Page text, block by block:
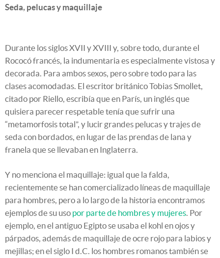
Seda, pelucas y maquillaje
Durante los siglos XVII y XVIII y, sobre todo, durante el
Rococó francés, la indumentaria es especialmente vistosa y
decorada. Para ambos sexos, pero sobre todo para las
clases acomodadas. El escritor británico Tobias Smollet,
citado por Riello, escribía que en París, un inglés que
quisiera parecer respetable tenía que sufrir una
“metamorfosis total”, y lucir grandes pelucas y trajes de
seda con bordados, en lugar de las prendas de lana y
franela que se llevaban en Inglaterra.
Y no menciona el maquillaje: igual que la falda,
recientemente se han comercializado líneas de maquillaje
para hombres, pero a lo largo de la historia encontramos
ejemplos de su uso por parte de hombres y mujeres. Por
ejemplo, en el antiguo Egipto se usaba el kohl en ojos y
párpados, además de maquillaje de ocre rojo para labios y
mejillas; en el siglo I d.C. los hombres romanos también se